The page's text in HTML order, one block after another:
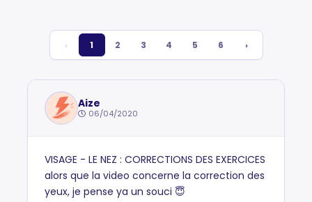
‹ 1 2 3 4 5 6 ›
Aize
06/04/2020
VISAGE - LE NEZ : CORRECTIONS DES EXERCICES
alors que la video concerne la correction des
yeux, je pense ya un souci 😇